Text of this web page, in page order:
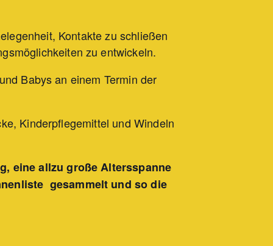
Kontakte zu schließen
zu entwickeln.
Babys an einem Termin der
Kinderpflegemittel und Windeln
eine allzu große Altersspanne
gesammelt und so die